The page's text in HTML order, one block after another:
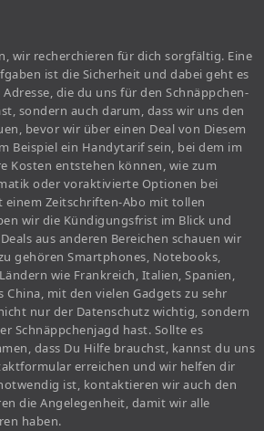
wir recherchieren für dich sorgfältig. Eine
ist die Sicherheit und dabei geht es
die du uns für den Schnäppchen-
sondern auch darum, dass wir uns den
bevor wir über einen Deal von Diesem
Beispiel ein Handytarif sein, bei dem im
Kosten entstehen können, wie zum
oder voraktivierte Optionen bei
einem Zeitschriften-Abo mit tollen
wir die Kündigungsfrist im Blick und
aus anderen Bereichen schauen wir
gehören Smartphones, Notebooks,
wie Frankreich, Italien, Spanien,
China, mit den vielen Gadgets zu sehr
nur der Datenschutz wichtig, sondern
Schnäppchenjagd hast. Sollte es
dass Du Hilfe brauchst, kannst du uns
erreichen und wir helfen dir
ist, kontaktieren wir auch den
die Angelegenheit, damit wir alle
haben.